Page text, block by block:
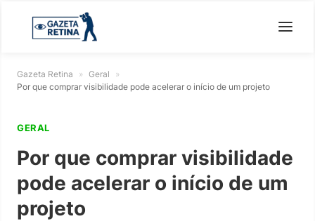
Gazeta Retina » Geral
»
Por que comprar visibilidade pode acelerar o início de um projeto
GERAL
Por que comprar visibilidade
pode acelerar o início de um
projeto